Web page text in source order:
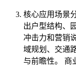
核心应用场景
出户型结构、
冲击力和营销
域规划、交通
与前瞻性。 商